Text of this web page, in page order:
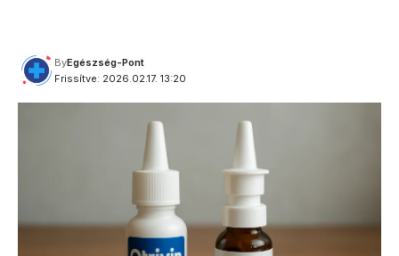
Frissítve: 2026.02.17. 13:20
ByEgészség-Pont